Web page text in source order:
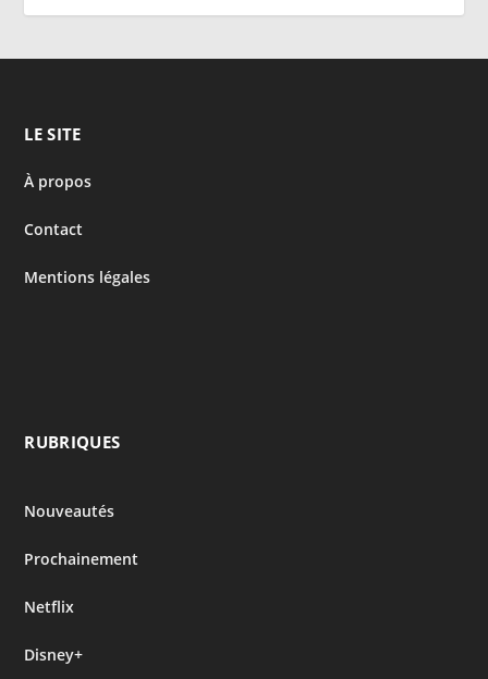
LE SITE
À propos
Contact
Mentions légales
RUBRIQUES
Nouveautés
Prochainement
Netflix
Disney+